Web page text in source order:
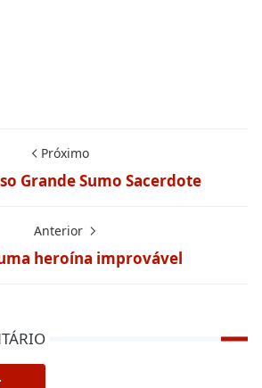
Próximo
Grande Sumo Sacerdote
Anterior
heroína improvável